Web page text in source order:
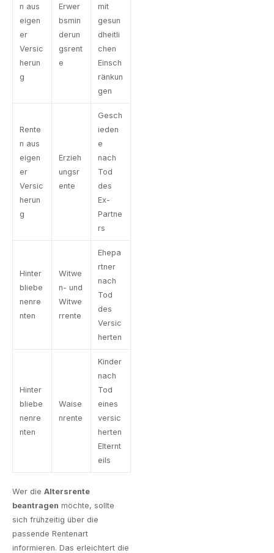
n aus
eigen
er
Versic
herun
g
Erwer
bsmin
derun
gsrent
e
mit
gesun
dheitli
chen
Einsch
ränkun
gen
Rente
n aus
eigen
er
Versic
herun
g
Erzieh
ungsr
ente
Gesch
ieden
e
nach
Tod
des
Ex-
Partne
rs
Hinter
bliebe
nenre
nten
Witwe
n- und
Witwe
rrente
Ehepa
rtner
nach
Tod
des
Versic
herten
Hinter
bliebe
nenre
nten
Waise
nrente
Kinder
nach
Tod
eines
versic
herten
Elternt
eils
Wer die Altersrente
beantragen möchte, sollte
sich frühzeitig über die
passende Rentenart
informieren. Das erleichtert die